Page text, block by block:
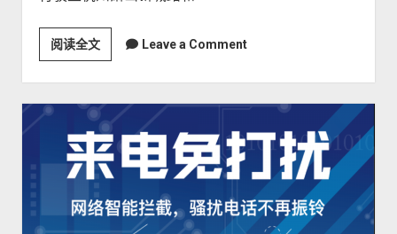
阅读全文为
什
么
新
能
源
车
撞
Leave a Comment